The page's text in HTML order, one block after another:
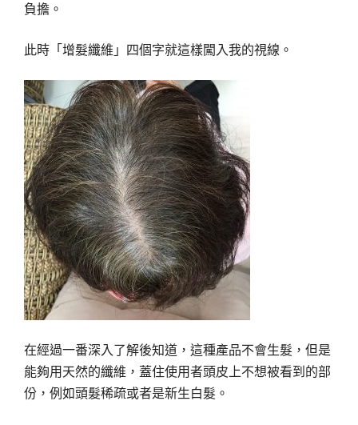
負擔。
此時「增髮纖維」四個字就這樣闖入我的視線。
在經過一番深入了解後知道，這種產品不會生髮，但是
能夠用天然的纖維，蓋住使用者頭皮上不想被看到的部
份，例如頭髮稀疏或者是新生白髮。